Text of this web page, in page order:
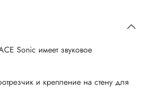
Sonic имеет звуковое
и крепление на стену для